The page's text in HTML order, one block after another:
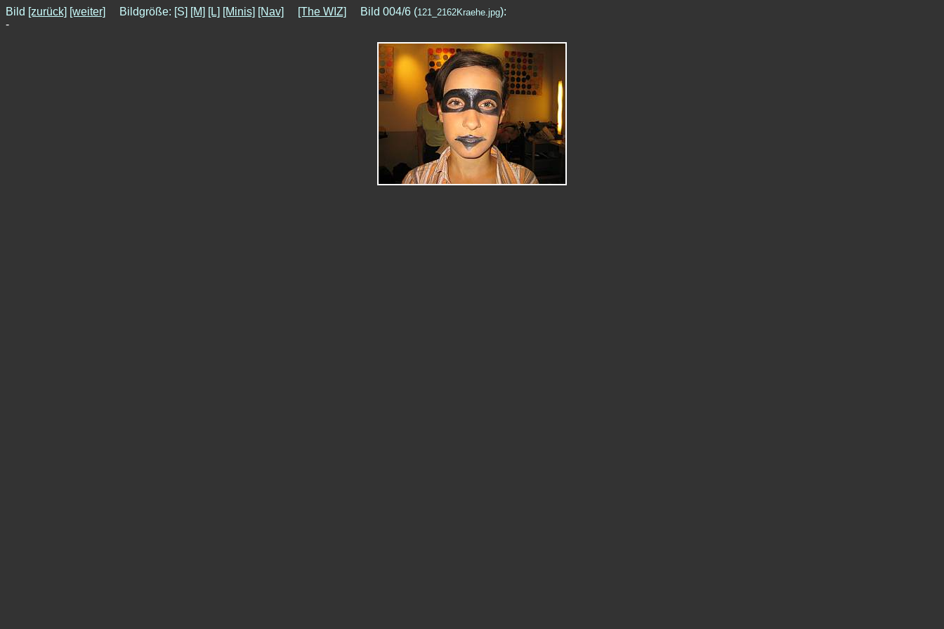
Bild [zurück] [weiter] Bildgröße: [S] [M] [L] [Minis] [Nav] [The WIZ] Bild 004/6 (121_2162Kraehe.jpg):
-